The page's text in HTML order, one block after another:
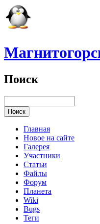
Поиск
Главная
Новое на сайте
Галерея
Участники
Статьи
Файлы
Форум
Планета
Wiki
Bugs
Теги